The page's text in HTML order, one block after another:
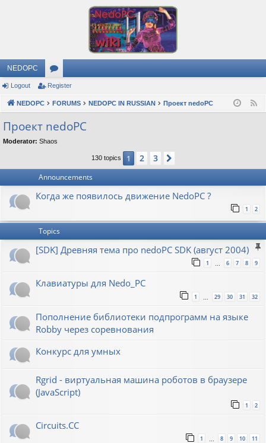
NEDOPC
or
u
s
Logout Register
NEDOPC FORUMS NEDOPC IN RUSSIAN Проект nedoPC
Проект nedoPC
Moderator: Shaos
130 topics 1 2 3
Announcements
Когда же появилось движение NedoPC ?
1 2
Topics
[SDK] Древняя тема про nedoPC SDK (август 2004)
1 … 6 7 8 9
Клавиатуры для Nedo_PC
1 29 30 31 32
Пополнение библиотеки подпрограмм на языке
Robby через соревнования
Конкурс для умных
Rgrid - виртуальная машина роботов в браузере
(JavaScript)
1 2
Circuits.CC
1 8 9 10 11